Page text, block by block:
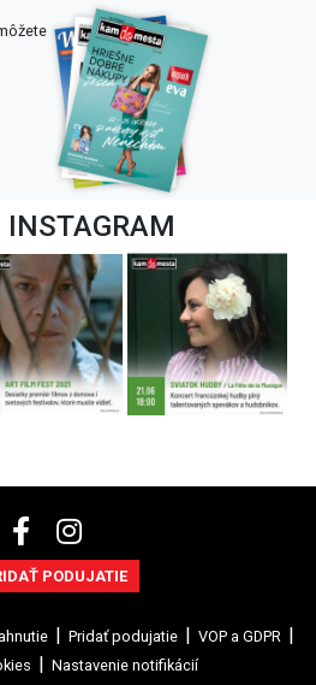
PODUJATIE
Pridať podujatie
VOP a GDPR
Nastavenie notifikácií